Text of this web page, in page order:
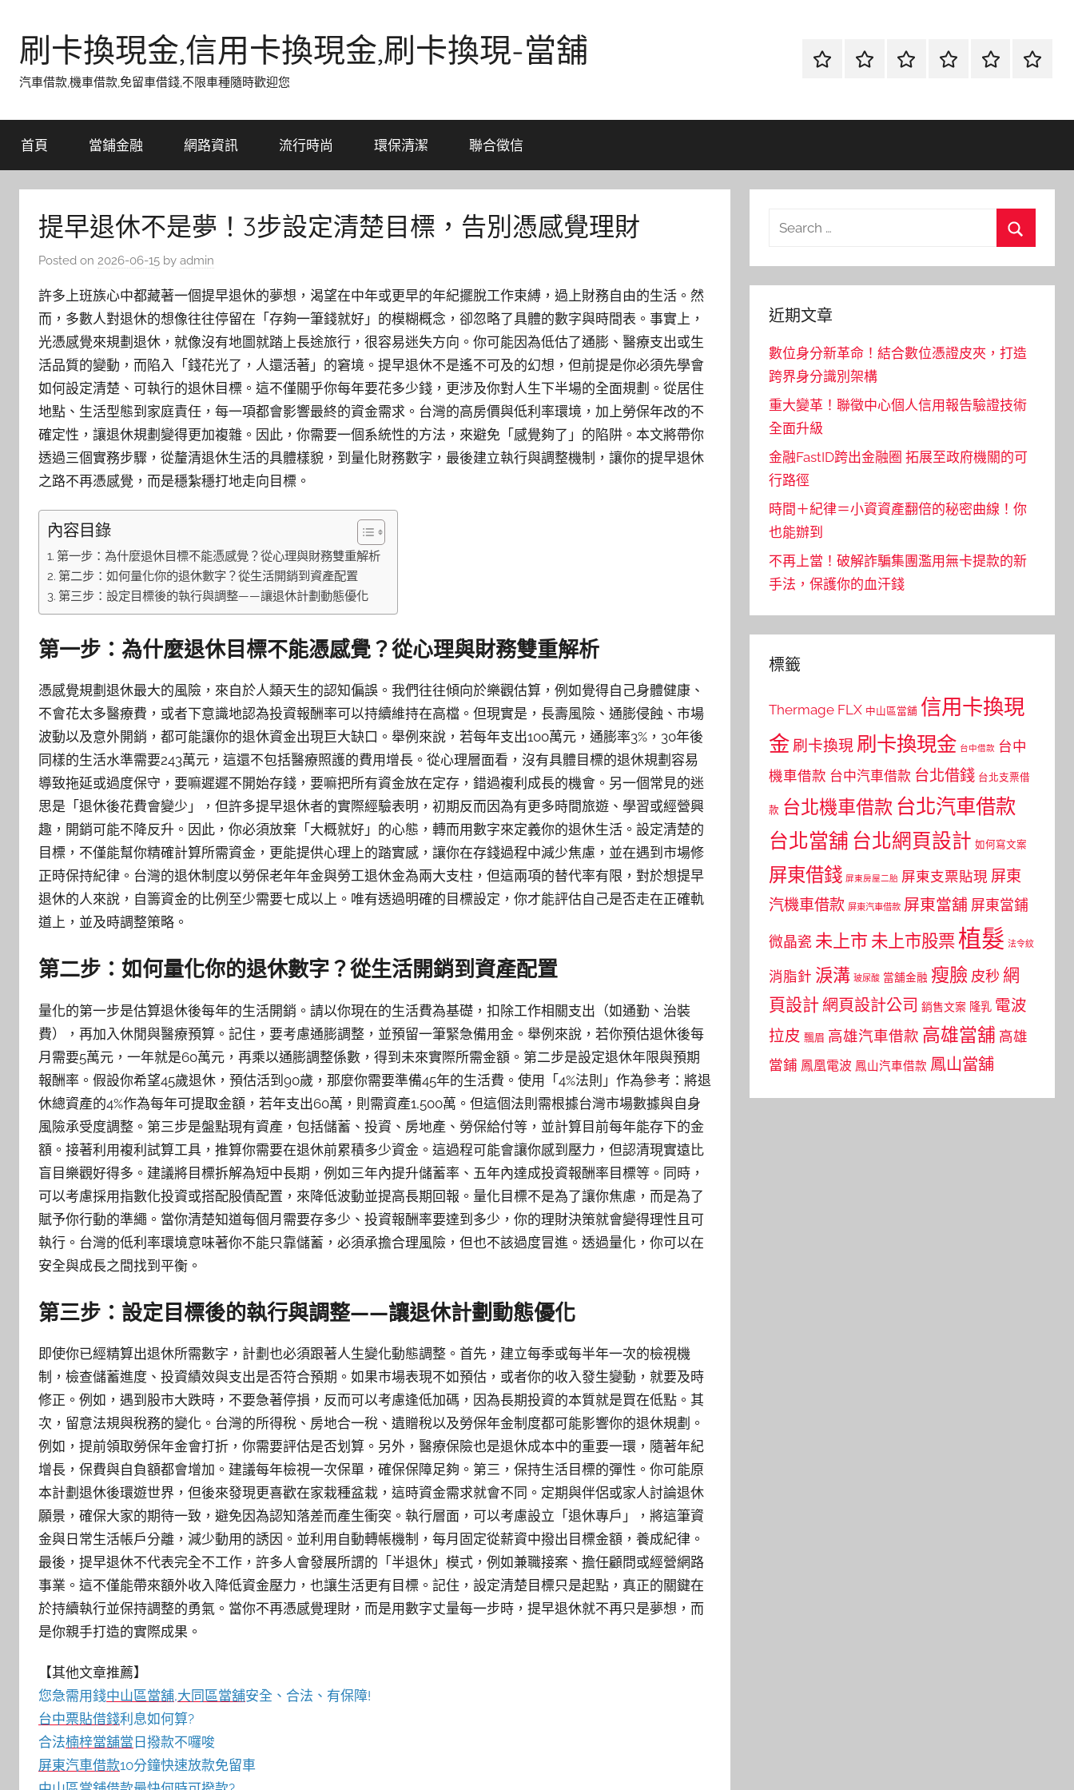
content刷卡換現金,信用卡換現金,刷卡換現-當舖
汽車借款,機車借款,免留車借錢,不限車種隨時歡迎您
首
當
網
流
環
聯
首頁 當鋪金融 網路資訊 流行時尚 環保清潔 聯合徵信
提早退休不是夢！3步設定清楚目標，告別憑感覺理財
Posted on 2026-06-15 by admin
許多上班族心中都藏著一個提早退休的夢想，渴望在中年或更早的年紀擺脫工作束縛，過上財務自由的生活。然
而，多數人對退休的想像往往停留在「存夠一筆錢就好」的模糊概念，卻忽略了具體的數字與時間表。事實上，
光憑感覺來規劃退休，就像沒有地圖就踏上長途旅行，很容易迷失方向。你可能因為低估了通膨、醫療支出或生
活品質的變動，而陷入「錢花光了，人還活著」的窘境。提早退休不是遙不可及的幻想，但前提是你必須先學會
如何設定清楚、可執行的退休目標。這不僅關乎你每年要花多少錢，更涉及你對人生下半場的全面規劃。從居住
地點、生活型態到家庭責任，每一項都會影響最終的資金需求。台灣的高房價與低利率環境，加上勞保年改的不
確定性，讓退休規劃變得更加複雜。因此，你需要一個系統性的方法，來避免「感覺夠了」的陷阱。本文將帶你
透過三個實務步驟，從釐清退休生活的具體樣貌，到量化財務數字，最後建立執行與調整機制，讓你的提早退休
之路不再憑感覺，而是穩紮穩打地走向目標。
內容目錄
第一步：為什麼退休目標不能憑感覺？從心理與財務雙重解析
第二步：如何量化你的退休數字？從生活開銷到資產配置
第三步：設定目標後的執行與調整——讓退休計劃動態優化
第一步：為什麼退休目標不能憑感覺？從心理與財務雙重解析
憑感覺規劃退休最大的風險，來自於人類天生的認知偏誤。我們往往傾向於樂觀估算，例如覺得自己身體健康、
不會花太多醫療費，或者下意識地認為投資報酬率可以持續維持在高檔。但現實是，長壽風險、通膨侵蝕、市場
波動以及意外開銷，都可能讓你的退休資金出現巨大缺口。舉例來說，若每年支出100萬元，通膨率3%，30年後
同樣的生活水準需要243萬元，這還不包括醫療照護的費用增長。從心理層面看，沒有具體目標的退休規劃容易
導致拖延或過度保守，要嘛遲遲不開始存錢，要嘛把所有資金放在定存，錯過複利成長的機會。另一個常見的迷
思是「退休後花費會變少」，但許多提早退休者的實際經驗表明，初期反而因為有更多時間旅遊、學習或經營興
趣，開銷可能不降反升。因此，你必須放棄「大概就好」的心態，轉而用數字來定義你的退休生活。設定清楚的
目標，不僅能幫你精確計算所需資金，更能提供心理上的踏實感，讓你在存錢過程中減少焦慮，並在遇到市場修
正時保持紀律。台灣的退休制度以勞保老年年金與勞工退休金為兩大支柱，但這兩項的替代率有限，對於想提早
退休的人來說，自籌資金的比例至少需要七成以上。唯有透過明確的目標設定，你才能評估自己是否走在正確軌
道上，並及時調整策略。
第二步：如何量化你的退休數字？從生活開銷到資產配置
量化的第一步是估算退休後每年的生活開銷。請以你現在的生活費為基礎，扣除工作相關支出（如通勤、治裝
費），再加入休閒與醫療預算。記住，要考慮通膨調整，並預留一筆緊急備用金。舉例來說，若你預估退休後每
月需要5萬元，一年就是60萬元，再乘以通膨調整係數，得到未來實際所需金額。第二步是設定退休年限與預期
報酬率。假設你希望45歲退休，預估活到90歲，那麼你需要準備45年的生活費。使用「4%法則」作為參考：將退
休總資產的4%作為每年可提取金額，若年支出60萬，則需資產1,500萬。但這個法則需根據台灣市場數據與自身
風險承受度調整。第三步是盤點現有資產，包括儲蓄、投資、房地產、勞保給付等，並計算目前每年能存下的金
額。接著利用複利試算工具，推算你需要在退休前累積多少資金。這過程可能會讓你感到壓力，但認清現實遠比
盲目樂觀好得多。建議將目標拆解為短中長期，例如三年內提升儲蓄率、五年內達成投資報酬率目標等。同時，
可以考慮採用指數化投資或搭配股債配置，來降低波動並提高長期回報。量化目標不是為了讓你焦慮，而是為了
賦予你行動的準繩。當你清楚知道每個月需要存多少、投資報酬率要達到多少，你的理財決策就會變得理性且可
執行。台灣的低利率環境意味著你不能只靠儲蓄，必須承擔合理風險，但也不該過度冒進。透過量化，你可以在
安全與成長之間找到平衡。
第三步：設定目標後的執行與調整——讓退休計劃動態優化
即使你已經精算出退休所需數字，計劃也必須跟著人生變化動態調整。首先，建立每季或每半年一次的檢視機
制，檢查儲蓄進度、投資績效與支出是否符合預期。如果市場表現不如預估，或者你的收入發生變動，就要及時
修正。例如，遇到股市大跌時，不要急著停損，反而可以考慮逢低加碼，因為長期投資的本質就是買在低點。其
次，留意法規與稅務的變化。台灣的所得稅、房地合一稅、遺贈稅以及勞保年金制度都可能影響你的退休規劃。
例如，提前領取勞保年金會打折，你需要評估是否划算。另外，醫療保險也是退休成本中的重要一環，隨著年紀
增長，保費與自負額都會增加。建議每年檢視一次保單，確保保障足夠。第三，保持生活目標的彈性。你可能原
本計劃退休後環遊世界，但後來發現更喜歡在家栽種盆栽，這時資金需求就會不同。定期與伴侶或家人討論退休
願景，確保大家的期待一致，避免因為認知落差而產生衝突。執行層面，可以考慮設立「退休專戶」，將這筆資
金與日常生活帳戶分離，減少動用的誘因。並利用自動轉帳機制，每月固定從薪資中撥出目標金額，養成紀律。
最後，提早退休不代表完全不工作，許多人會發展所謂的「半退休」模式，例如兼職接案、擔任顧問或經營網路
事業。這不僅能帶來額外收入降低資金壓力，也讓生活更有目標。記住，設定清楚目標只是起點，真正的關鍵在
於持續執行並保持調整的勇氣。當你不再憑感覺理財，而是用數字丈量每一步時，提早退休就不再只是夢想，而
是你親手打造的實際成果。
【其他文章推薦】
您急需用錢中山區當舖,大同區當舖安全、合法、有保障!
台中票貼借錢利息如何算?
合法楠梓當舖當 日撥款不囉唆
屏東汽車借款10分鐘快速放款免留車
Search
近期文章
數位身分新革命！結合數位憑證皮夾，打造
跨界身分識別架構
重大變革！聯徵中心個人信用報告驗證技術
全面升級
金融FastID跨出金融圈 拓展至政府機關的可
行路徑
時間＋紀律＝小資資產翻倍的秘密曲線！你
也能辦到
不再上當！破解詐騙集團濫用無卡提款的新
手法，保護你的血汗錢
標籤
Thermage FLX 中山區當舖 信用卡換現
金 刷卡換現 刷卡換現金 台中借款 台中
機車借款 台中汽車借款 台北借錢 台北支票借
款 台北機車借款 台北汽車借款
台北當舖 台北網頁設計 如何寫文案
屏東借錢 屏東房屋二胎 屏東支票貼現 屏東
汽機車借款 屏東汽車借款 屏東當舖 屏東當鋪
微晶瓷 未上市 未上市股票植髮 法令紋
消脂針 淚溝 玻尿酸 當舖金融 瘦臉 皮秒 網
頁設計 網頁設計公司 銷售文案 隆乳 電波
拉皮 飄眉 高雄汽車借款 高雄當舖 高雄
當鋪 鳳凰電波 鳳山汽車借款 鳳山當舖